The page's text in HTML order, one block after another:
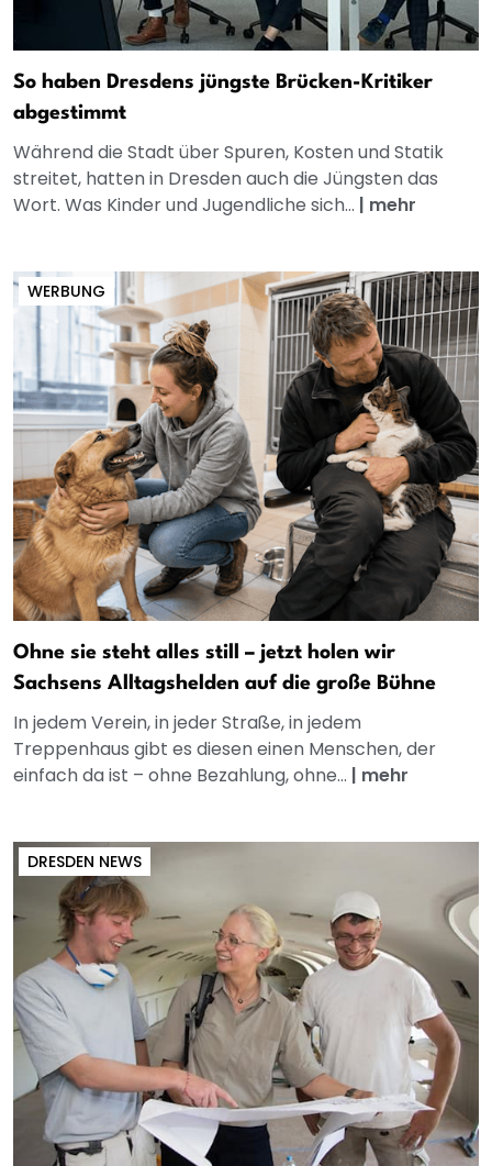
So haben Dresdens jüngste Brücken-Kritiker
abgestimmt
Während die Stadt über Spuren, Kosten und Statik
streitet, hatten in Dresden auch die Jüngsten das
Wort. Was Kinder und Jugendliche sich... | mehr
WERBUNG
Ohne sie steht alles still – jetzt holen wir
Sachsens Alltagshelden auf die große Bühne
In jedem Verein, in jeder Straße, in jedem
Treppenhaus gibt es diesen einen Menschen, der
einfach da ist – ohne Bezahlung, ohne... | mehr
DRESDEN NEWS